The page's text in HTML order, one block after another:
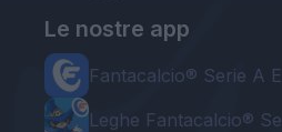
Le nostre app
Fantacalcio® Serie A
Leghe Fantacalcio®